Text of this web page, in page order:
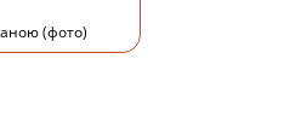
(фото)